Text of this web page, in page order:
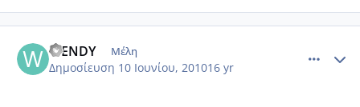
WENDY Μέλη
Δημοσίευση 10 Ιουνίου, 201016 yr